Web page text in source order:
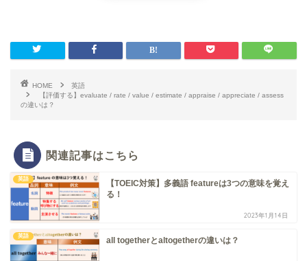
HOME
英語
【評価する】evaluate / rate / value / estimate / appraise / appreciate / assess
の違いは？
関連記事はこちら
英語
【TOEIC対策】多義語 featureは3つの意味を覚え
る！
2023年1月14日
英語 all togetherとaltogetherの違いは？